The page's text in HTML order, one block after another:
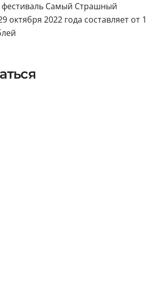
фестиваль Самый Страшный
октября 2022 года составляет от 1